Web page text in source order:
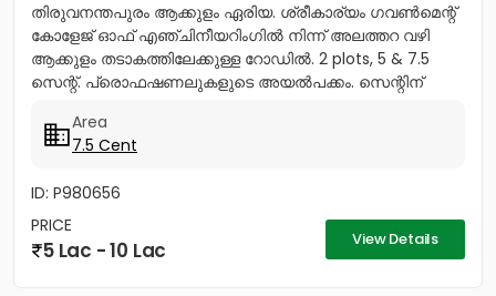
തിരുവനന്തപുരം ആക്കുളം ഏരിയ. ശ്രീകാര്യം ഗവൺമെന്റ്
കോളേജ് ഓഫ് എഞ്ചിനീയറിംഗിൽ നിന്ന് അലത്തറ വഴി
ആക്കുളം തടാകത്തിലേക്കുള്ള റോഡിൽ. 2 plots, 5 & 7.5
സെന്റ്. പ്രൊഫഷണലുകളുടെ അയൽപക്കം. സെന്റിന്
Area
7.5 Cent
ID: P980656
PRICE
5 Lac - 10 Lac View Details